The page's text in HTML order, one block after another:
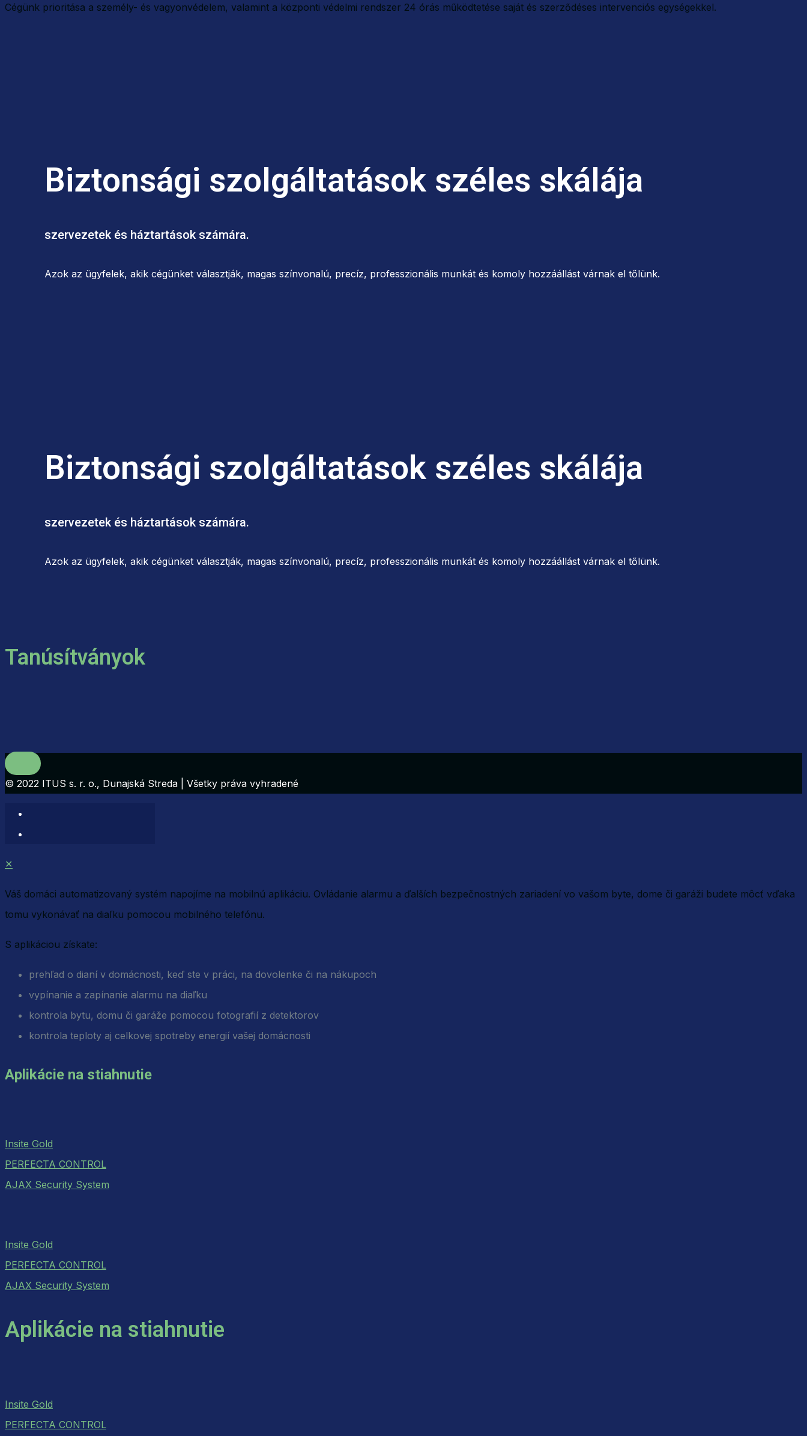
Cégünk prioritása a személy- és vagyonvédelem, valamint a központi védelmi rendszer 24 órás működtetése saját és szerződéses intervenciós egységekkel.
Biztonsági szolgáltatások széles skálája
szervezetek és háztartások számára.
Azok az ügyfelek, akik cégünket választják, magas színvonalú, precíz, professzionális munkát és komoly hozzáállást várnak el tőlünk.
Biztonsági szolgáltatások széles skálája
szervezetek és háztartások számára.
Azok az ügyfelek, akik cégünket választják, magas színvonalú, precíz, professzionális munkát és komoly hozzáállást várnak el tőlünk.
Tanúsítványok
© 2022 ITUS s. r. o., Dunajská Streda | Všetky práva vyhradené
✕
Váš domáci automatizovaný systém napojíme na mobilnú aplikáciu. Ovládanie alarmu a ďalších bezpečnostných zariadení vo vašom byte, dome či garáži budete môcť vďaka
tomu vykonávať na diaľku pomocou mobilného telefónu.
S aplikáciou získate:
prehľad o dianí v domácnosti, keď ste v práci, na dovolenke či na nákupoch
vypínanie a zapínanie alarmu na diaľku
kontrola bytu, domu či garáže pomocou fotografií z detektorov
kontrola teploty aj celkovej spotreby energií vašej domácnosti
Aplikácie na stiahnutie
Insite Gold
PERFECTA CONTROL
AJAX Security System
Insite Gold
PERFECTA CONTROL
AJAX Security System
Aplikácie na stiahnutie
Insite Gold
PERFECTA CONTROL